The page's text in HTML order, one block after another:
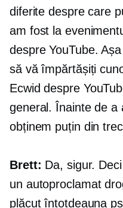
diferite despre care
am fost la
despre YouTube.
să vă împărtășiți
Ecwid despre
general. Înainte de a
obținem puțin din
Brett: Da, sigur.
un autoproclamat
plăcut întotdeauna